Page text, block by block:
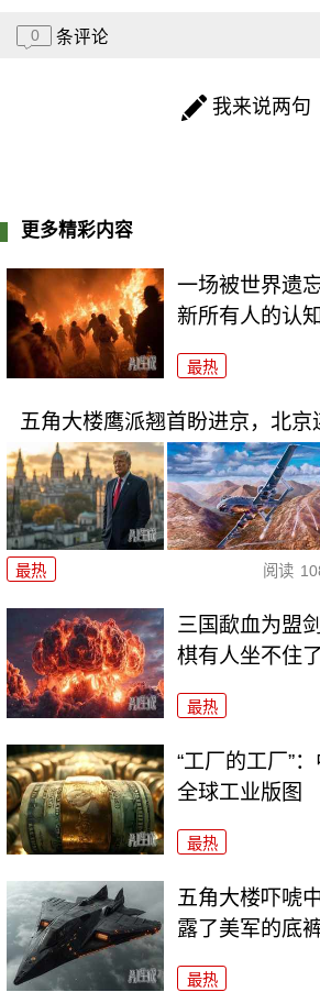
0 条评论
我来说两句
更多精彩内容
一场被世界遗
新所有人的认知
最热
五角大楼鹰派翘首盼进京，北京
最热 阅读
三国歃血为盟
棋有人坐不住了
最热
“工厂的工厂”
全球工业版图
最热
五角大楼吓唬
露了美军的底
最热